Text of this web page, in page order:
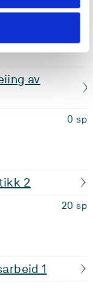
20 sp
av
0 sp
2
20 sp
1